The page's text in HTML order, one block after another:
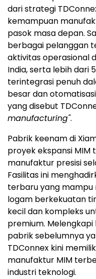
dari strategi
kemampuan
pasok masa depan.
berbagai pelanggan
aktivitas operasional
India, serta lebih dari
terintegrasi penuh
besar dan
yang disebut
manufacturing".
Pabrik keenam di
proyek ekspansi
manufaktur presisi
Fasilitas ini
terbaru yang
logam berkekuatan
kecil dan kompleks
premium.
pabrik sebelumnya
TDConnex kini
manufaktur MIM
industri teknologi.